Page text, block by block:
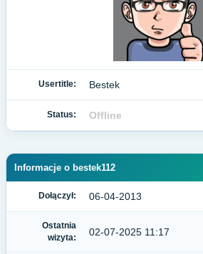
Usertitle: Bestek
Status: Offline
Informacje o bestek112
Dołączył: 06-04-2013
Ostatnia
wizyta:
02-07-2025 11:17